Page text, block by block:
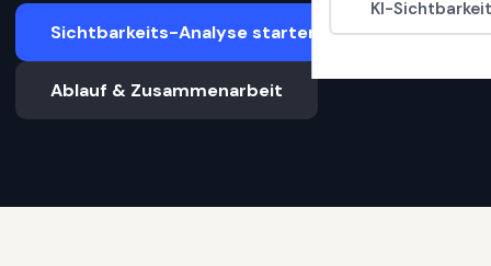
KI-
Sichtbarkeits-Analyse starten
Ablauf & Zusammenarbeit